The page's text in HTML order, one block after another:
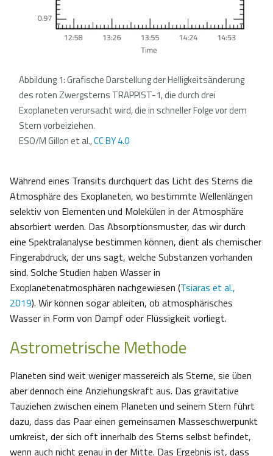
Abbildung 1: Grafische Darstellung der Helligkeitsänderung
des roten Zwergsterns TRAPPIST-1, die durch drei
Exoplaneten verursacht wird, die in schneller Folge vor dem
Stern vorbeiziehen.
ESO/M Gillon et al.,CC BY 4.0
Während eines Transits durchquert das Licht des Sterns die
Atmosphäre des Exoplaneten, wo bestimmte Wellenlängen
selektiv von Elementen und Molekülen in der Atmosphäre
absorbiert werden. Das Absorptionsmuster, das wir durch
eine Spektralanalyse bestimmen können, dient als chemischer
Fingerabdruck, der uns sagt, welche Substanzen vorhanden
sind. Solche Studien haben Wasser in
Exoplanetenatmosphären nachgewiesen (Tsiaras et al.,
2019). Wir können sogar ableiten, ob atmosphärisches
Wasser in Form von Dampf oder Flüssigkeit vorliegt.
Astrometrische Methode
Planeten sind weit weniger massereich als Sterne, sie üben
aber dennoch eine Anziehungskraft aus. Das gravitative
Tauziehen zwischen einem Planeten und seinem Stern führt
dazu, dass das Paar einen gemeinsamen Masseschwerpunkt
umkreist, der sich oft innerhalb des Sterns selbst befindet,
wenn auch nicht genau in der Mitte. Das Ergebnis ist, dass